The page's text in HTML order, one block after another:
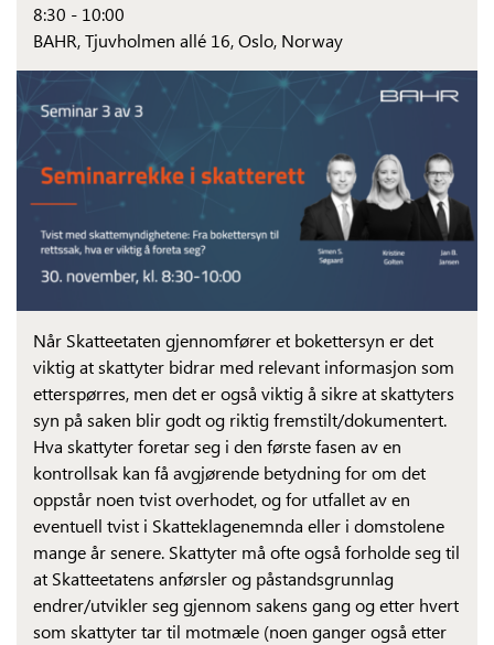
8:30 - 10:00
BAHR,Tjuvholmen allé 16, Oslo, Norway
Når Skatteetaten gjennomfører et bokettersyn er det
viktig at skattyter bidrar med relevant informasjon som
etterspørres, men det er også viktig å sikre at skattyters
syn på saken blir godt og riktig fremstilt/dokumentert.
Hva skattyter foretar seg i den første fasen av en
kontrollsak kan få avgjørende betydning for om det
oppstår noen tvist overhodet, og for utfallet av en
eventuell tvist i Skatteklagenemnda eller i domstolene
mange år senere. Skattyter må ofte også forholde seg til
at Skatteetatens anførsler og påstandsgrunnlag
endrer/utvikler seg gjennom sakens gang og etter hvert
som skattyter tar til motmæle (noen ganger også etter